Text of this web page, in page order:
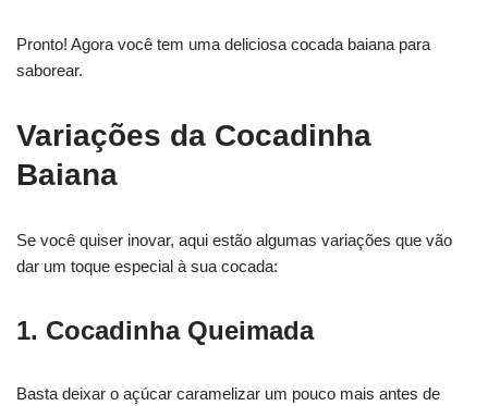
Pronto! Agora você tem uma deliciosa cocada baiana para
saborear.
Variações da Cocadinha
Baiana
Se você quiser inovar, aqui estão algumas variações que vão
dar um toque especial à sua cocada:
1. Cocadinha Queimada
Basta deixar o açúcar caramelizar um pouco mais antes de